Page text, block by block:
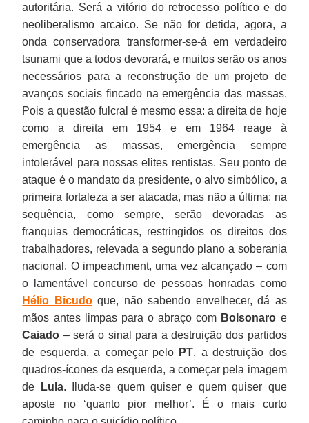
autoritária. Será a vitório do retrocesso político e do
neoliberalismo arcaico. Se não for detida, agora, a
onda conservadora transformer-se-á em verdadeiro
tsunami que a todos devorará, e muitos serão os anos
necessários para a reconstrução de um projeto de
avanços sociais fincado na emergência das massas.
Pois a questão fulcral é mesmo essa: a direita de hoje
como a direita em 1954 e em 1964 reage à
emergência as massas, emergência sempre
intolerável para nossas elites rentistas. Seu ponto de
ataque é o mandato da presidente, o alvo simbólico, a
primeira fortaleza a ser atacada, mas não a última: na
sequência, como sempre, serão devoradas as
franquias democráticas, restringidos os direitos dos
trabalhadores, relevada a segundo plano a soberania
nacional. O impeachment, uma vez alcançado – com
o lamentável concurso de pessoas honradas como
Hélio Bicudoque, não sabendo envelhecer, dá as
mãos antes limpas para o abraço com Bolsonaro e
Caiado – será o sinal para a destruição dos partidos
de esquerda, a começar pelo PT, a destruição dos
quadros-ícones da esquerda, a começar pela imagem
de
Lula. Iluda-se quem quiser e quem quiser que
aposte no ‘quanto pior melhor’. É o mais curto